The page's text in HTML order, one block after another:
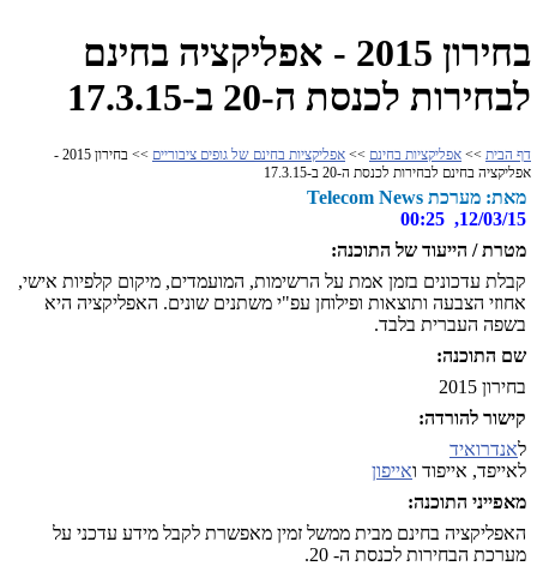
בחירון 2015 - אפליקציה בחינם
לבחירות לכנסת ה-20 ב-17.3.15
דף הבית >> אפליקציות בחינם >> אפליקציות בחינם של גופים ציבוריים
>> בחירון 2015 -
אפליקציה בחינם לבחירות לכנסת ה-20 ב-17.3.15
מאת: מערכת Telecom News
12/03/15, 00:25
מטרת / הייעוד של התוכנה:
קבלת עדכונים בזמן אמת על הרשימות, המועמדים, מיקום קלפיות אישי,
אחוזי הצבעה ותוצאות ופילוחן עפ"י משתנים שונים. האפליקציה היא
בשפה העברית בלבד.
שם התוכנה:
בחירון 2015
קישור להורדה:
לאנדרואיד
לאייפד, אייפוד ואייפון
מאפייני התוכנה:
האפליקציה בחינם מבית ממשל זמין מאפשרת לקבל מידע עדכני על
מערכת הבחירות לכנסת ה- 20.